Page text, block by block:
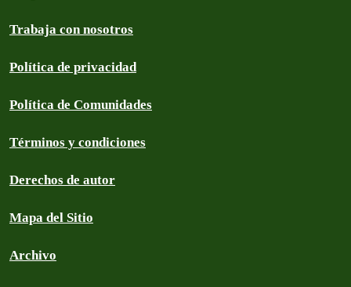
Trabaja con nosotros
Política de privacidad
Política de Comunidades
Términos y condiciones
Derechos de autor
Mapa del Sitio
Archivo